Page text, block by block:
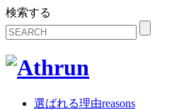
検索する
選ばれる理由reasons